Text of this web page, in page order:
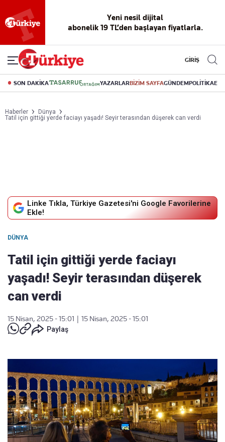
okuma
deneyimi
dijital arşiv
Akıllı haber
asistanı
Eski gazeteleri
indirme
canlı soru
cevap
GİRİŞ
SON DAKİKA YAZARLARBİZİM SAYFAGÜNDEMPOLİTİKA
Haberler
Dünya
Tatil için gittiği yerde faciayı yaşadı! Seyir terasından düşerek can verdi
Linke Tıkla, Türkiye Gazetesi'ni Google Favorilerine
Ekle!
DÜNYA
Tatil için gittiği yerde faciayı
yaşadı! Seyir terasından düşerek
can verdi
15 Nisan, 2025 - 15:01
15 Nisan, 2025 - 15:01
Paylaş